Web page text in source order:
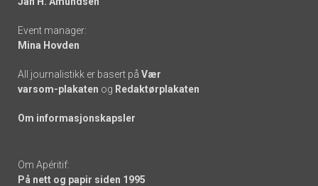
Event manager:
Mina Hovden
All journalistikk er basert på Vær
varsom-plakaten og Redaktørplakaten
Om informasjonskapsler
Om Apéritif:
På nett og papir siden 1995